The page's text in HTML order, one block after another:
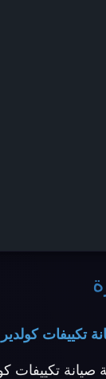
تكييفات
صيانة تكييفات